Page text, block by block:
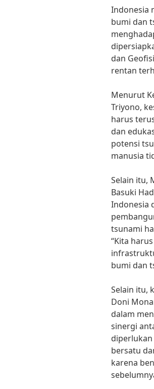
Indonesia
bumi dan
dan
rentan
Menurut
Triyono,
harus
dan
potensi
manusia
Selain itu,
Basuki
Indonesia
tsunami
“Kita
bumi dan
Selain itu,
Doni
dalam
sinergi
diperlukan
bersatu
karena